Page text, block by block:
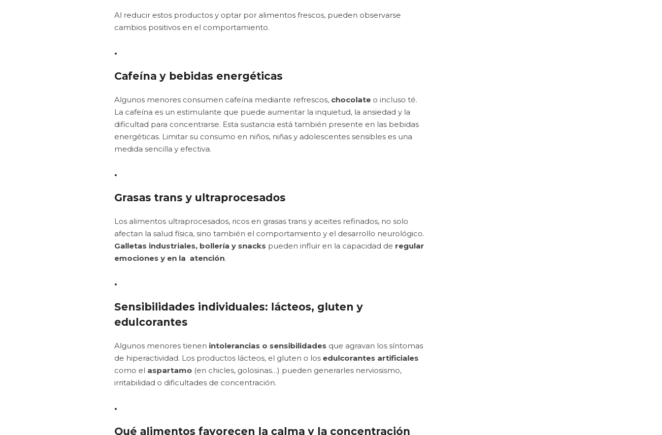
Al reducir estos productos y optar por alimentos frescos, pueden observarse
cambios positivos en el comportamiento.
.
Cafeína y bebidas energéticas
Algunos menores consumen cafeína mediante refrescos, chocolate o incluso té.
La cafeína es un estimulante que puede aumentar la inquietud, la ansiedad y la
dificultad para concentrarse. Esta sustancia está también presente en las bebidas
energéticas. Limitar su consumo en niños, niñas y adolescentes sensibles es una
medida sencilla y efectiva.
.
Grasas trans y ultraprocesados
Los alimentos ultraprocesados, ricos en grasas trans y aceites refinados, no solo
afectan la salud física, sino también el comportamiento y el desarrollo neurológico.
Galletas industriales, bollería y snacks pueden influir en la capacidad de regular
emociones y en la atención.
.
Sensibilidades individuales: lácteos, gluten y
edulcorantes
Algunos menores tienen intolerancias o sensibilidades que agravan los síntomas
de hiperactividad. Los productos lácteos, el gluten o los edulcorantes artificiales
como el aspartamo (en chicles, golosinas…) pueden generarles nerviosismo,
irritabilidad o dificultades de concentración.
.
Qué alimentos favorecen la calma y la concentración